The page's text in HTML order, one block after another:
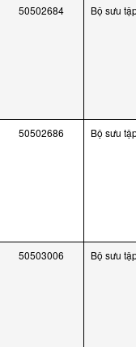
50502684 Bộ sưu
50502686 Bộ sưu
50503006 Bộ sưu